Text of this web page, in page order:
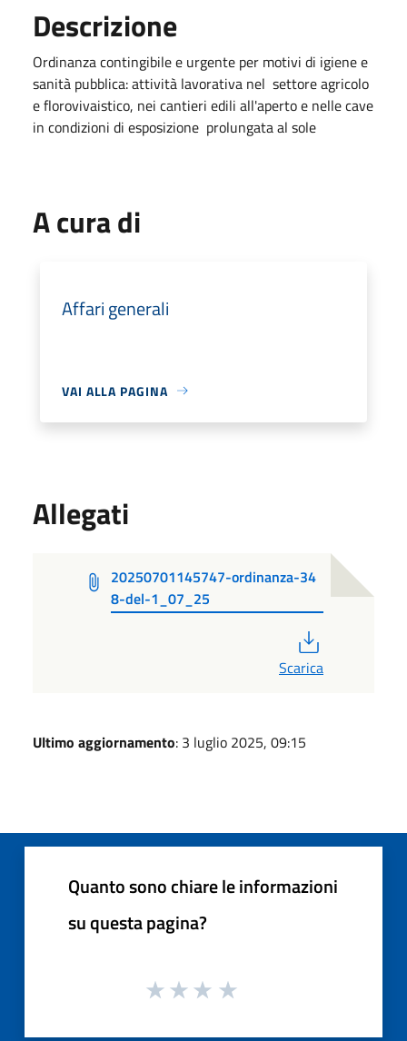
Descrizione
Ordinanza contingibile e urgente per motivi di igiene e
sanità pubblica: attività lavorativa nel settore agricolo
e florovivaistico, nei cantieri edili all'aperto e nelle cave
in condizioni di esposizione prolungata al sole
A cura di
Affari generali
VAI ALLA PAGINA
Allegati
20250701145747-ordinanza-34
8-del-1_07_25
Scarica
Ultimo aggiornamento: 3 luglio 2025, 09:15
Quanto sono chiare le informazioni
su questa pagina?